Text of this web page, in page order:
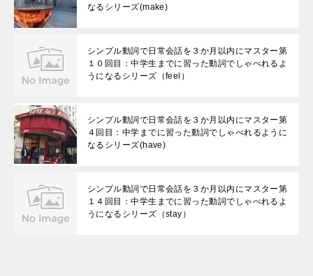
なるシリーズ(make)
シンプル動詞で日常会話を３か月以内にマスター第
１０回目：中学生までに習った動詞でしゃべれるよ
うになるシリーズ（feel）
シンプル動詞で日常会話を３か月以内にマスター第
４回目：中学までに習った動詞でしゃべれるように
なるシリーズ(have)
シンプル動詞で日常会話を３か月以内にマスター第
１４回目：中学生までに習った動詞でしゃべれるよ
うになるシリーズ（stay）